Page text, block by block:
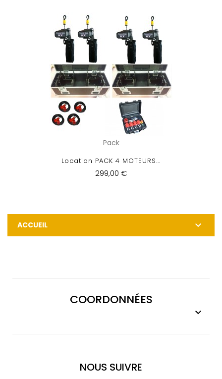
Pack
Location PACK 4 MOTEURS...
299,00 €
ACCUEIL 
COORDONNÉES

NOUS SUIVRE